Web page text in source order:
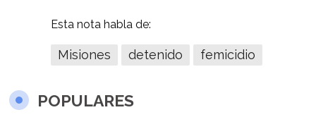
Esta nota habla de:
Misiones detenido femicidio
POPULARES